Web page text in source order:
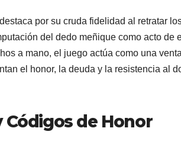
por su cruda fidelidad al retratar
del dedo meñique como acto
a mano, el juego actúa como una
el honor, la deuda y la resistencia al
Códigos de Honor